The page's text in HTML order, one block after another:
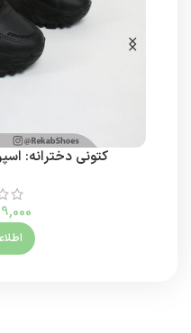
کتونی دخترانه: